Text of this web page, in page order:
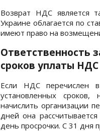
Возврат НДС является
Украине облагается по
имеют право на
Ответственность
сроков уплаты НДС
Если НДС перечислен
установленных сроков,
начислить организации
дней она
день просрочки. С 31 дня